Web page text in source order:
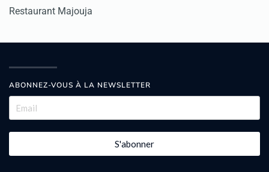
Restaurant Majouja
ABONNEZ-VOUS À LA NEWSLETTER
S'abonner